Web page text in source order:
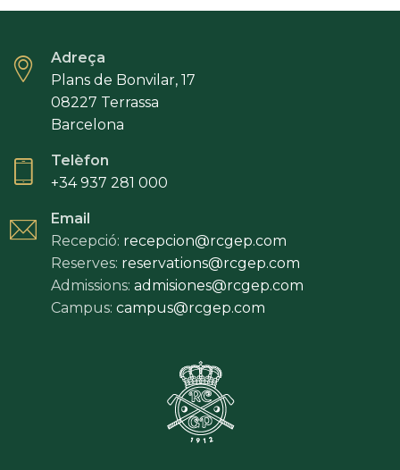
Adreça
Plans de Bonvilar, 17
08227 Terrassa
Barcelona
Telèfon
+34 937 281 000
Email
Recepció: recepcion@rcgep.com
Reserves: reservations@rcgep.com
Admissions: admisiones@rcgep.com
Campus: campus@rcgep.com